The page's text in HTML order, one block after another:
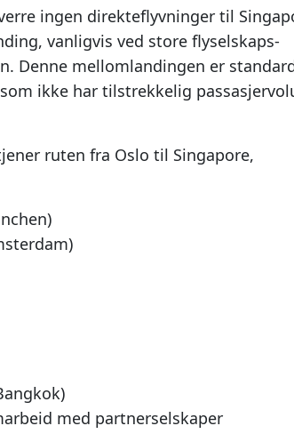
ingen direkteflyvninger til
vanligvis ved store flyselskaps-
Denne mellomlandingen er
ikke har tilstrekkelig
ruten fra Oslo til Singapore,
med partnerselskaper